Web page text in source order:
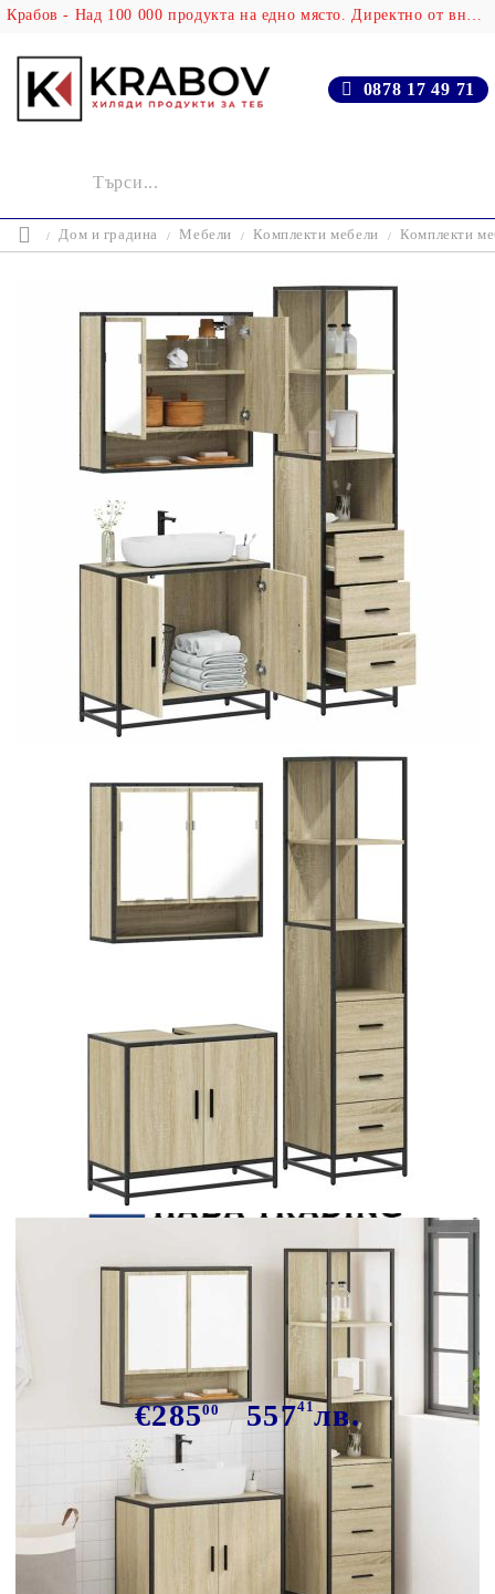
Крабов - Над 100 000 продукта на едно място. Директно от вносителя!
0878 17 49 71
Дом и градина Мебели Комплекти мебели Комплекти
Tweet
Комплект шкафове за баня от 3
части дъб сонома инженерно
€28500 55741лв.
В наличност: 106 бр.
Време за доставка: 5 до 9 дни